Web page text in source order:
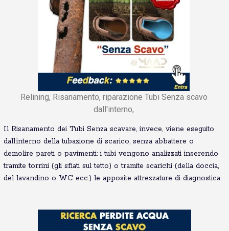
Relining, Risanamento, riparazione Tubi Senza scavo
dall'interno,
Il Risanamento dei Tubi Senza scavare, invece, viene eseguito
dall’interno della tubazione di scarico, senza abbattere o
demolire pareti o pavimenti: i tubi vengono analizzati inserendo
tramite torrini (gli sfiati sul tetto) o tramite scarichi (della doccia,
del lavandino o WC ecc.) le apposite attrezzature di diagnostica.